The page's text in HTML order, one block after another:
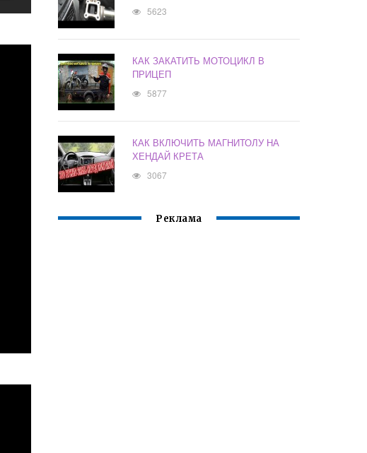
5623
КАК ЗАКАТИТЬ МОТОЦИКЛ В
ПРИЦЕП
5877
КАК ВКЛЮЧИТЬ МАГНИТОЛУ НА
ХЕНДАЙ КРЕТА
3067
Реклама